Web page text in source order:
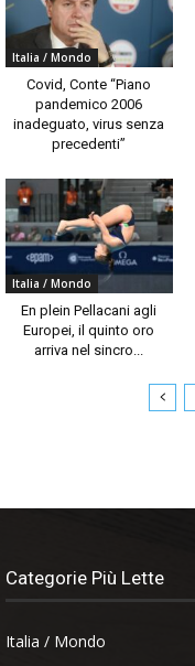
Italia / Mondo
Covid, Conte “Piano
pandemico 2006
inadeguato, virus senza
precedenti”
Italia / Mondo
En plein Pellacani agli
Europei, il quinto oro
arriva nel sincro...
Categorie Più Lette
Italia / Mondo